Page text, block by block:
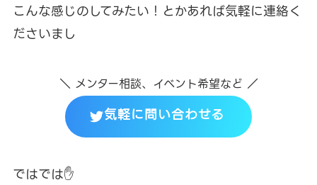
こんな感じのしてみたい！とかあれば気軽に連絡く
ださいまし
＼ メンター相談、イベント希望など ／
気軽に問い合わせる
ではでは✋